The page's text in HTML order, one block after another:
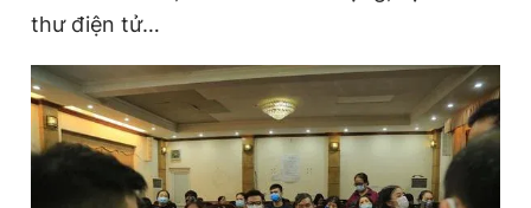
Tổng biên tập: Nguyễn Ngọc Toàn
Phó tổng biên tập thường trực: Hải Thành
Phó tổng biên tập: Lâm Hiếu Dũng
Phó tổng biên tập: Trần Việt Hưng
Tổng thư ký tòa soạn: Đức Trung
thư điện tử…